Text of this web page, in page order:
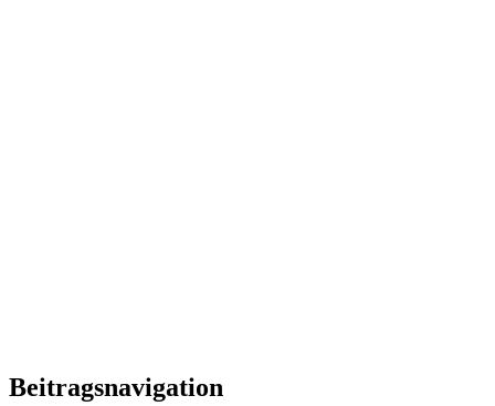
Beitragsnavigation